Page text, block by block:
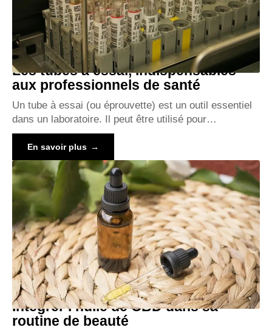
Les tubes à essai, indispensables
aux professionnels de santé
Un tube à essai (ou éprouvette) est un outil essentiel
dans un laboratoire. Il peut être utilisé pour…
En savoir plus
Intégrer l’huile de CBD dans sa
routine de beauté